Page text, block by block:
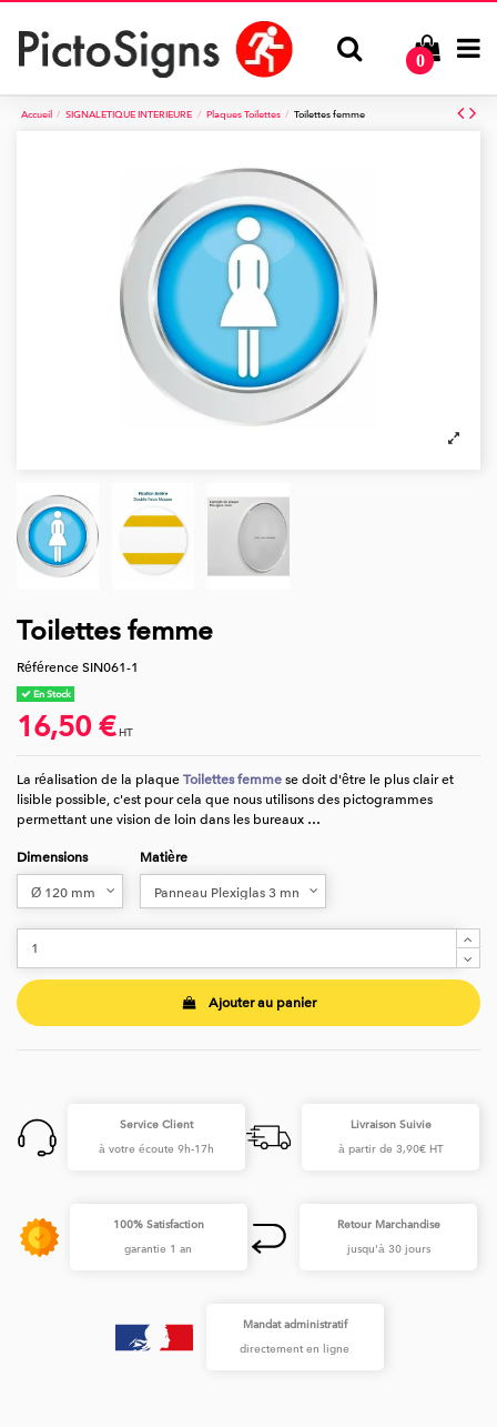
0
Accueil SIGNALETIQUE INTERIEURE Plaques Toilettes Toilettes femme
Toilettes femme
Référence SIN061-1
En Stock
16,50 € HT
La réalisation de la plaque Toilettes femme se doit d'être le plus clair et
lisible possible, c'est pour cela que nous utilisons des pictogrammes
permettant une vision de loin dans les bureaux …
Dimensions Matière
Ajouter au panier
Service Client
à votre écoute 9h-17h
Livraison Suivie
à partir de 3,90€ HT
100% Satisfaction
garantie 1 an
Retour Marchandise
jusqu'à 30 jours
Mandat administratif
directement en ligne